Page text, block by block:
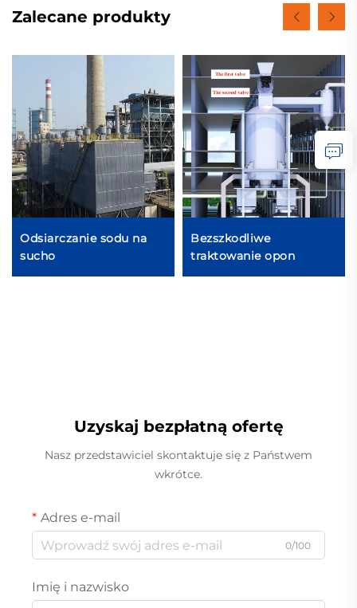
Zalecane produkty
Odsiarczanie sodu na
sucho
Bezszkodliwe
traktowanie opon
Uzyskaj bezpłatną ofertę
Nasz przedstawiciel skontaktuje się z Państwem
wkrótce.
Adres e-mail
0/100
Imię i nazwisko